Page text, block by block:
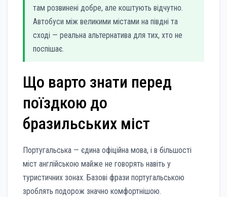
там розвинені добре, але коштують відчутно.
Автобуси між великими містами на півдні та
сході — реальна альтернатива для тих, хто не
поспішає.
Що варто знати перед
поїздкою до
бразильських міст
Португальська — єдина офіційна мова, і в більшості
міст англійською майже не говорять навіть у
туристичних зонах. Базові фрази португальською
зроблять подорож значно комфортнішою.